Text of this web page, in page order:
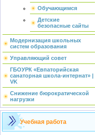
Обучающимся
Детские
безопасные сайты
Модернизация школьных
систем образования
Управляющий совет
ГБОУРК «Евпаторийская
санаторная школа-интернат» |
VK
Снижение бюрократической
нагрузки
Учебная работа